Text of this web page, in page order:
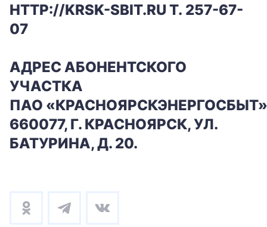
HTTP://KRSK-SBIT.RU Т. 257-67-
07
АДРЕС АБОНЕНТСКОГО
УЧАСТКА
ПАО
660077, Г. КРАСНОЯРСК, УЛ.
БАТУРИНА, Д. 20.